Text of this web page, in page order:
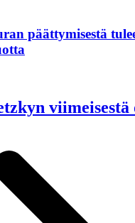
päättymisestä
viimeisestä